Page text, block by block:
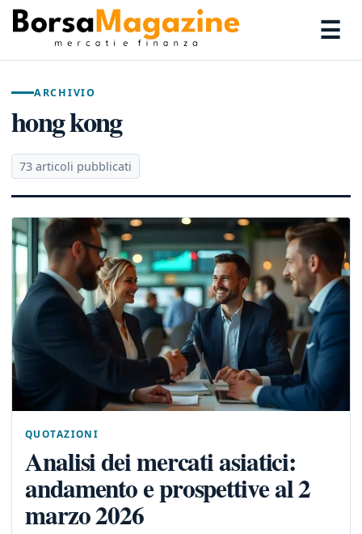
☰
ARCHIVIO
hong kong
73 articoli pubblicati
QUOTAZIONI
Analisi dei mercati asiatici:
andamento e prospettive al 2
marzo 2026